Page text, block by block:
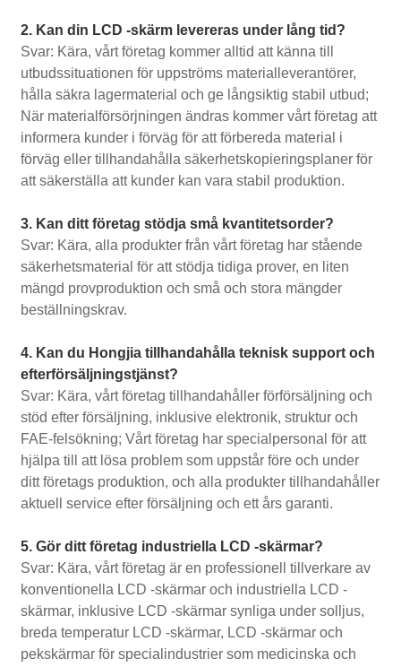
2. Kan din LCD -skärm levereras under lång tid?
Svar: Kära, vårt företag kommer alltid att känna till
utbudssituationen för uppströms materialleverantörer,
hålla säkra lagermaterial och ge långsiktig stabil utbud;
När materialförsörjningen ändras kommer vårt företag att
informera kunder i förväg för att förbereda material i
förväg eller tillhandahålla säkerhetskopieringsplaner för
att säkerställa att kunder kan vara stabil produktion.
3. Kan ditt företag stödja små kvantitetsorder?
Svar: Kära, alla produkter från vårt företag har stående
säkerhetsmaterial för att stödja tidiga prover, en liten
mängd provproduktion och små och stora mängder
beställningskrav.
4. Kan du Hongjia tillhandahålla teknisk support och
efterförsäljningstjänst?
Svar: Kära, vårt företag tillhandahåller förförsäljning och
stöd efter försäljning, inklusive elektronik, struktur och
FAE-felsökning; Vårt företag har specialpersonal för att
hjälpa till att lösa problem som uppstår före och under
ditt företags produktion, och alla produkter tillhandahåller
aktuell service efter försäljning och ett års garanti.
5. Gör ditt företag industriella LCD -skärmar?
Svar: Kära, vårt företag är en professionell tillverkare av
konventionella LCD -skärmar och industriella LCD -
skärmar, inklusive LCD -skärmar synliga under solljus,
breda temperatur LCD -skärmar, LCD -skärmar och
pekskärmar för specialindustrier som medicinska och